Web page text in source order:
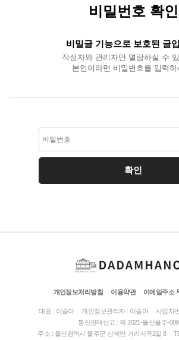
비밀번호 확인
비밀글 기능으로 보호된 글
작성자와 관리자만 열람하실 수
본인이라면 비밀번호를 입력하
개인정보처리방침 이용약관 이메일주소
대표 : 이슬아 개인정보관리자 : 이슬아
사업자
통신판매신고 : 제 2021-울산울주-
주소 : 울산광역시 울주군 상북면 거리지곡2길 8